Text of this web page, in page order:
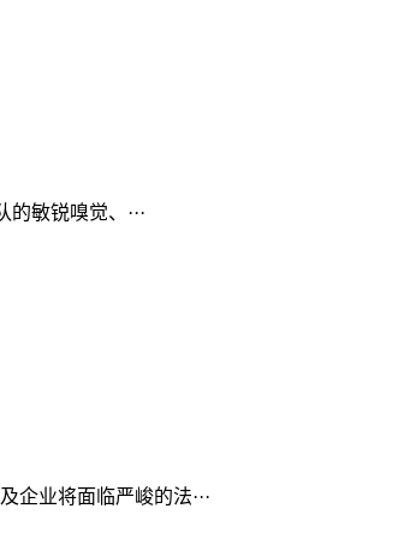
敏锐嗅觉、···
业将面临严峻的法···